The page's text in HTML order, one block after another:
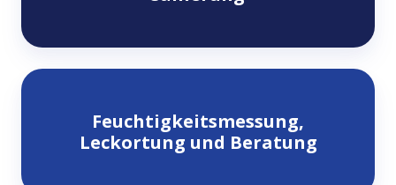
Feuchtigkeitsmessung,
Leckortung und Beratung
Leckortung
und